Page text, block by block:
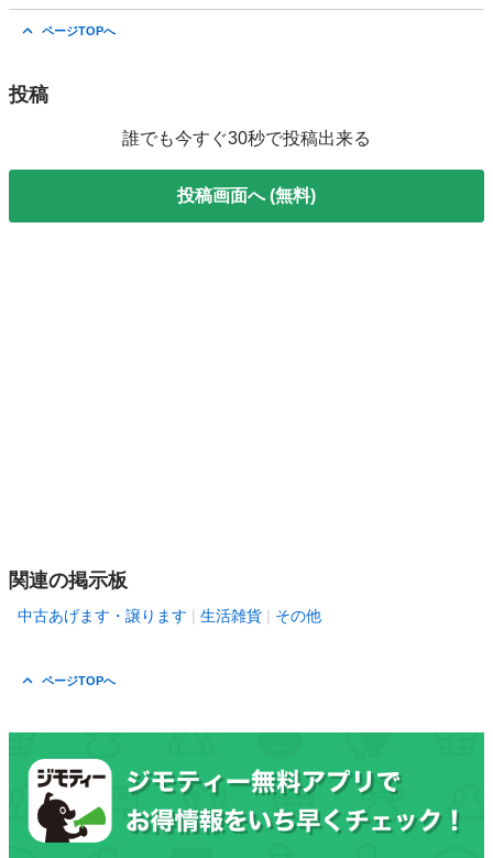
ページTOPへ
投稿
誰でも今すぐ30秒で投稿出来る
投稿画面へ (無料)
関連の掲示板
中古あげます・譲ります 生活雑貨 その他
ページTOPへ